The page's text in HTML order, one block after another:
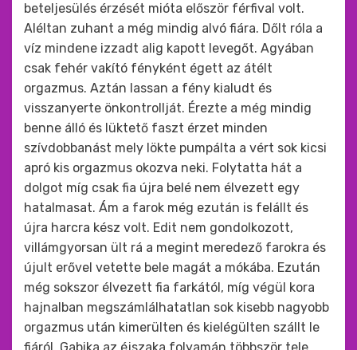
beteljesülés érzését mióta először férfival volt.
Aléltan zuhant a még mindig alvó fiára. Dőlt róla a
víz mindene izzadt alig kapott levegőt. Agyában
csak fehér vakító fényként égett az átélt
orgazmus. Aztán lassan a fény kialudt és
visszanyerte önkontrollját. Érezte a még mindig
benne álló és lüktető faszt érzet minden
szívdobbanást mely lökte pumpálta a vért sok kicsi
apró kis orgazmus okozva neki. Folytatta hát a
dolgot míg csak fia újra belé nem élvezett egy
hatalmasat. Ám a farok még ezután is felállt és
újra harcra kész volt. Edit nem gondolkozott,
villámgyorsan ült rá a megint meredező farokra és
újult erővel vetette bele magát a mókába. Ezután
még sokszor élvezett fia farkától, míg végül kora
hajnalban megszámlálhatatlan sok kisebb nagyobb
orgazmus után kimerülten és kielégülten szállt le